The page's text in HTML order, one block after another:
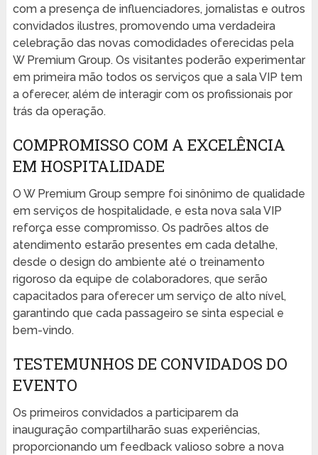
com a presença de influenciadores, jornalistas e outros
convidados ilustres, promovendo uma verdadeira
celebração das novas comodidades oferecidas pela
W Premium Group. Os visitantes poderão experimentar
em primeira mão todos os serviços que a sala VIP tem
a oferecer, além de interagir com os profissionais por
trás da operação.
COMPROMISSO COM A EXCELÊNCIA
EM HOSPITALIDADE
O W Premium Group sempre foi sinônimo de qualidade
em serviços de hospitalidade, e esta nova sala VIP
reforça esse compromisso. Os padrões altos de
atendimento estarão presentes em cada detalhe,
desde o design do ambiente até o treinamento
rigoroso da equipe de colaboradores, que serão
capacitados para oferecer um serviço de alto nível,
garantindo que cada passageiro se sinta especial e
bem-vindo.
TESTEMUNHOS DE CONVIDADOS DO
EVENTO
Os primeiros convidados a participarem da
inauguração compartilharão suas experiências,
proporcionando um feedback valioso sobre a nova